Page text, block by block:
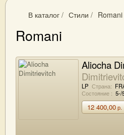
В каталог / Стили / Romani
Romani
Aliocha
LP Страна:
Состояние : 5-/
12 400,00р.